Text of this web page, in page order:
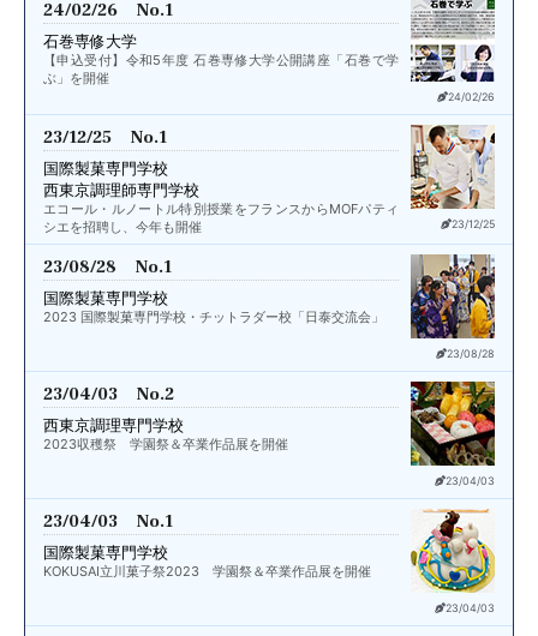
24/02/26
24/02/26 No.1
石巻専修大学
【申込受付】令和5年度 石巻専修大学公開講座「石巻で学
ぶ」を開催
23/12/25
23/12/25 No.1
国際製菓専門学校
西東京調理師専門学校
エコール・ルノートル特別授業をフランスからMOFパティ
シエを招聘し、今年も開催
23/08/28
23/08/28 No.1
国際製菓専門学校
2023 国際製菓専門学校・チットラダー校「日泰交流会」
23/04/03
23/04/03 No.2
西東京調理専門学校
2023収穫祭 学園祭＆卒業作品展を開催
23/04/03
23/04/03 No.1
国際製菓専門学校
KOKUSAI立川菓子祭2023 学園祭＆卒業作品展を開催